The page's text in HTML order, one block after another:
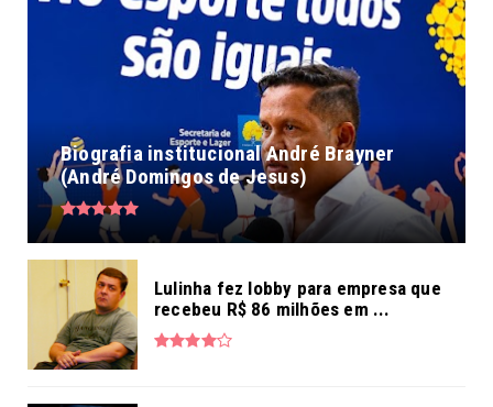
Biografia institucional André Brayner
(André Domingos de Jesus)
Lulinha fez lobby para empresa que
recebeu R$ 86 milhões em ...